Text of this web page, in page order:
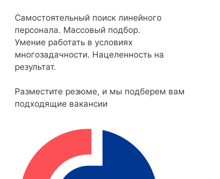
Самостоятельный поиск линейного
персонала. Массовый подбор.
Умение работать в условиях
многозадачности. Нацеленность на
результат.
Разместите резюме, и мы подберем вам
подходящие вакансии